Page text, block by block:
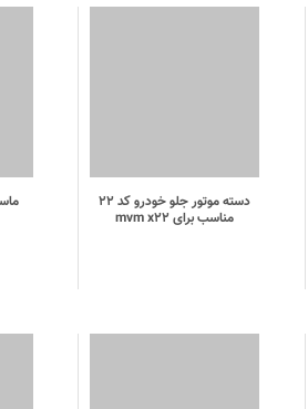
دسته موتور جلو خودرو کد 22
مناسب برای mvm x22